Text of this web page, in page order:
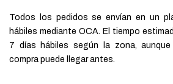
Todos los pedidos se envían en un
hábiles mediante OCA. El tiempo
7 días hábiles según la zona,
compra puede llegar antes.